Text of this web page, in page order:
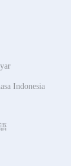
Indonesia